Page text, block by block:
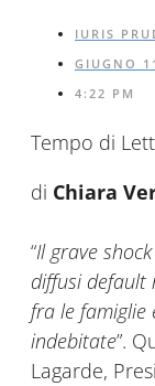
IURIS
GIUGNO
4:22 PM
Tempo di
di Chiara
“Il grave
diffusi default
fra le famiglie
indebitate”.
Lagarde,